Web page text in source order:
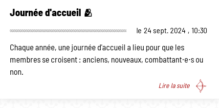
Journée d'accueil 🫂
le 24 sept. 2024 , 10:30
Chaque année, une journée d'accueil a lieu pour que les
membres se croisent : anciens, nouveaux, combattant⋅e⋅s ou
non.
Lire la suite